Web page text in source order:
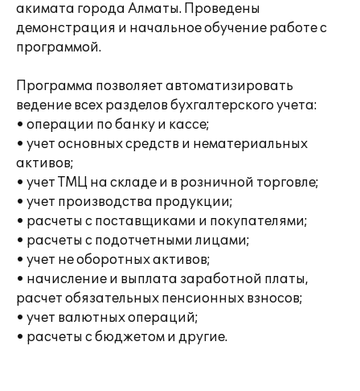
акимата города Алматы. Проведены
демонстрация и начальное обучение работе с
программой.
Программа позволяет автоматизировать
ведение всех разделов бухгалтерского учета:
• операции по банку и кассе;
• учет основных средств и нематериальных
активов;
• учет ТМЦ на складе и в розничной торговле;
• учет производства продукции;
• расчеты с поставщиками и покупателями;
• расчеты с подотчетными лицами;
• учет не оборотных активов;
• начисление и выплата заработной платы,
расчет обязательных пенсионных взносов;
• учет валютных операций;
• расчеты с бюджетом и другие.